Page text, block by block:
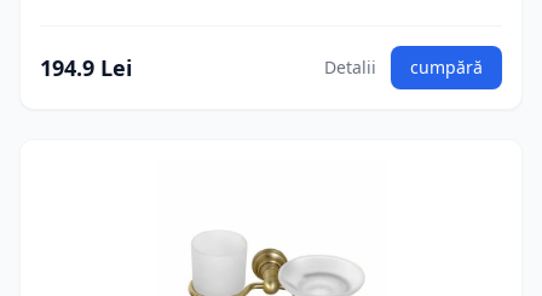
194.9 Lei Detalii cumpără